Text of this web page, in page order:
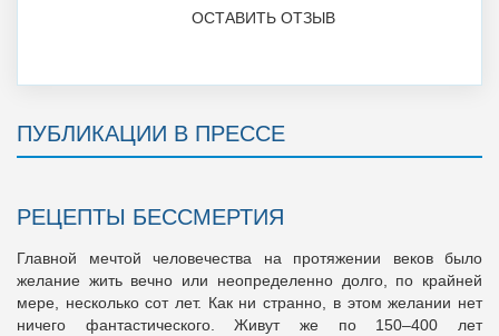
ОСТАВИТЬ ОТЗЫВ
ПУБЛИКАЦИИ В ПРЕССЕ
РЕЦЕПТЫ БЕССМЕРТИЯ
Главной мечтой человечества на протяжении веков было
желание жить вечно или неопределенно долго, по крайней
мере, несколько сот лет. Как ни странно, в этом желании нет
ничего фантастического. Живут же по 150–400 лет